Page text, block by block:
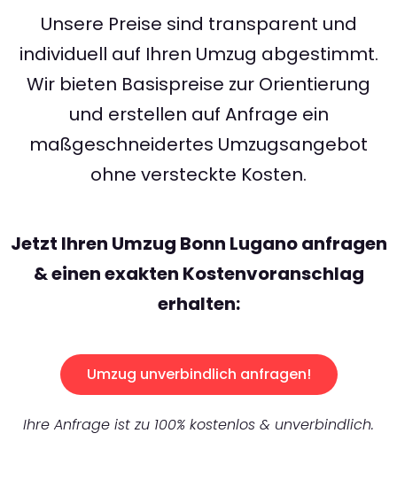
Unsere Preise sind transparent und
individuell auf Ihren Umzug abgestimmt.
Wir bieten Basispreise zur Orientierung
und erstellen auf Anfrage ein
maßgeschneidertes Umzugsangebot
ohne versteckte Kosten.
Jetzt Ihren Umzug Bonn Lugano anfragen
& einen exakten Kostenvoranschlag
erhalten:
Umzug unverbindlich anfragen!
Ihre Anfrage ist zu 100% kostenlos & unverbindlich.